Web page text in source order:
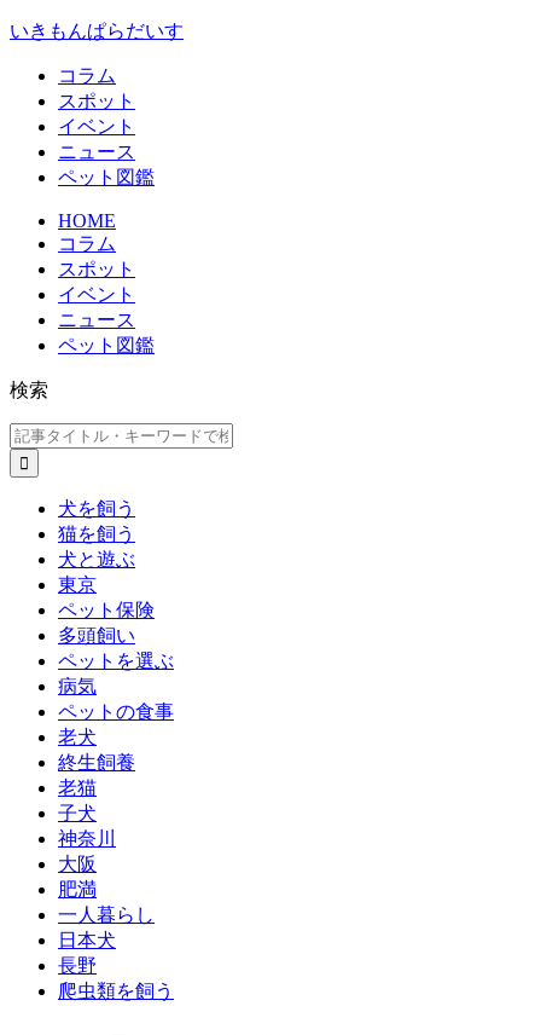
いきもんぱらだいす
コラム
スポット
イベント
ニュース
ペット図鑑
HOME
コラム
スポット
イベント
ニュース
ペット図鑑
検索
犬を飼う
猫を飼う
犬と遊ぶ
東京
ペット保険
多頭飼い
ペットを選ぶ
病気
ペットの食事
老犬
終生飼養
老猫
子犬
神奈川
大阪
肥満
一人暮らし
日本犬
長野
爬虫類を飼う